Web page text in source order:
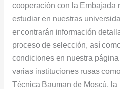
cooperación con la Embajada
estudiar en nuestras
encontrarán información
proceso de selección, así
condiciones en nuestra
varias instituciones rusas
Técnica Bauman de Moscú,